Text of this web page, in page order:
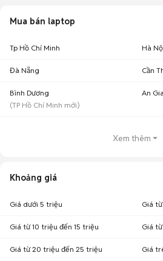
Mua bán laptop
Tp Hồ Chí Minh Hà
Đà Nẵng Cần
Bình Dương
(TP Hồ Chí Minh mới)
An
Xem thêm
Khoảng giá
Giá dưới 5 triệu Giá
Giá từ 10 triệu đến 15 triệu Giá
Giá từ 20 triệu đến 25 triệu Giá